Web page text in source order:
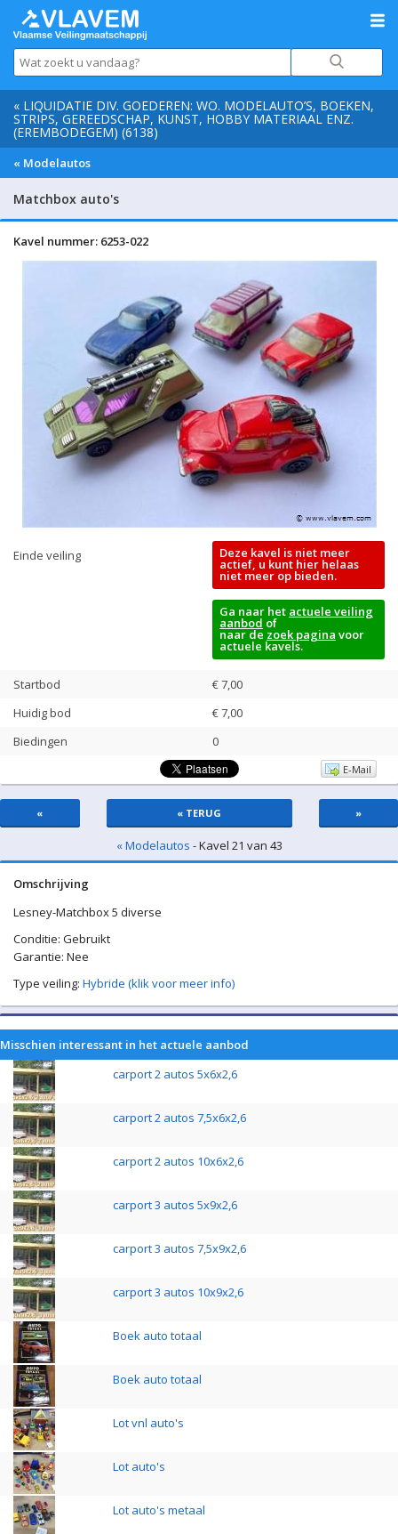
« LIQUIDATIE DIV. GOEDEREN: WO. MODELAUTO’S, BOEKEN,
STRIPS, GEREEDSCHAP, KUNST, HOBBY MATERIAAL ENZ.
(EREMBODEGEM) (6138)
« Modelautos
Matchbox auto's
Kavel nummer: 6253-022
Einde veiling Deze kavel is niet meer
actief, u kunt hier helaas
niet meer op bieden.
Ga naar het actuele veiling
aanbod of
naar de zoek pagina voor
actuele kavels.
Startbod
€ 7,00
Huidig bod
€7,00
Biedingen
0
E-Mail
« « TERUG »
« Modelautos - Kavel 21 van 43
Omschrijving
Lesney-Matchbox 5 diverse
Conditie: Gebruikt
Garantie: Nee
Type veiling: Hybride (klik voor meer info)
Misschien interessant in het actuele aanbod
carport 2 autos 5x6x2,6
carport 2 autos 7,5x6x2,6
carport 2 autos 10x6x2,6
carport 3 autos 5x9x2,6
carport 3 autos 7,5x9x2,6
carport 3 autos 10x9x2,6
Boek auto totaal
Boek auto totaal
Lot vnl auto's
Lot auto's
Lot auto's metaal